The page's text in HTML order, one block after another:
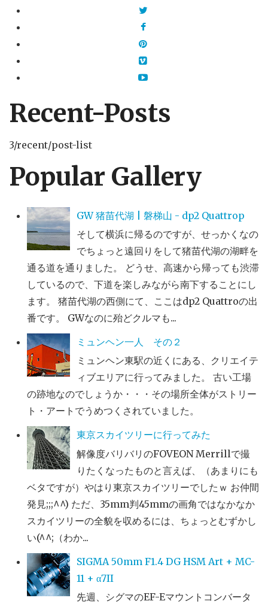
Recent-Posts
3/recent/post-list
Popular Gallery
GW 猪苗代湖 | 磐梯山 - dp2 Quattrop
そして横浜に帰るのですが、せっかくなの
でちょっと遠回りをして猪苗代湖の湖畔を
通る道を通りました。 どうせ、高速から帰っても渋滞
しているので、下道を楽しみながら南下することにし
ます。 猪苗代湖の西側にて、ここはdp2 Quattroの出
番です。 GWなのに殆どクルマも...
ミュンヘン一人 その２
ミュンヘン東駅の近くにある、クリエイテ
ィブエリアに行ってみました。 古い工場
の跡地なのでしょうか・・・その場所全体がストリー
ト・アートでうめつくされていました。
東京スカイツリーに行ってみた
解像度バリバリのFOVEON Merrillで撮
りたくなったものと言えば、（あまりにも
ベタですが）やはり東京スカイツリーでしたｗ お仲間
発見;;;^^) ただ、35mm判45mmの画角ではなかなか
スカイツリーの全貌を収めるには、ちょっとむずかし
い(^^;（わか...
SIGMA 50mm F1.4 DG HSM Art + MC-
11 + α7II
先週、シグマのEF-Eマウントコンバータ